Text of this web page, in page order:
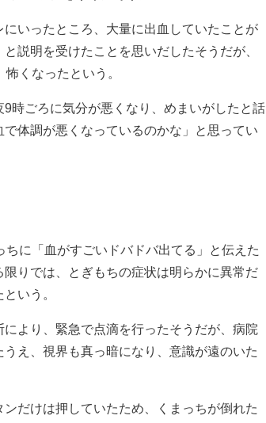
いったところ、大量に出血していたことが
説明を受けたことを思いだしたそうだが、
くなったという。
時ごろに気分が悪くなり、めまいがしたと話
体調が悪くなっているのかな」と思ってい
に「血がすごいドバドバ出てる」と伝えた
りでは、とぎもちの症状は明らかに異常だ
いう。
より、緊急で点滴を行ったそうだが、病院
え、視界も真っ暗になり、意識が遠のいた
だけは押していたため、くまっちが倒れた